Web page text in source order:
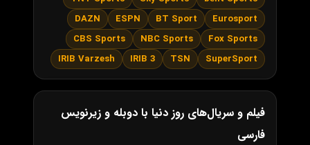
Eurosport
BT Sport
ESPN
DAZN
Fox Sports
NBC Sports
CBS Sports
SuperSport
TSN
IRIB 3
IRIB Varzesh
فیلم و سریال‌های روز دنیا با دوبله و زیرنویس
فارسی